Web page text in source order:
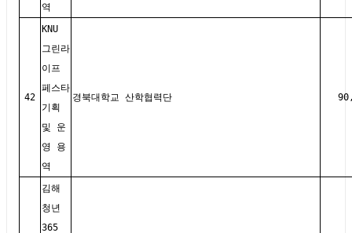
역
42
KNU
그린라
이프
페스타
기획
및 운
영 용
역
경북대학교 산학협력단
김해
청년
365